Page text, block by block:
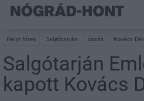
Helyi hírek Salgótarján úszás Kovács
Salgótarján
kapott Kovács